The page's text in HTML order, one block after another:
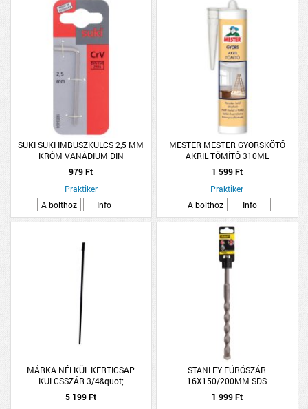
SUKI SUKI IMBUSZKULCS 2,5 MM
KRÓM VANÁDIUM DIN
979 Ft
Praktiker
A bolthoz
Info
MESTER MESTER GYORSKÖTŐ
AKRIL TÖMÍTŐ 310ML
1 599 Ft
Praktiker
A bolthoz
Info
MÁRKA NÉLKÜL KERTICSAP
KULCSSZÁR 3/4&quot;
5 199 Ft
STANLEY FÚRÓSZÁR
16X150/200MM SDS
1 999 Ft